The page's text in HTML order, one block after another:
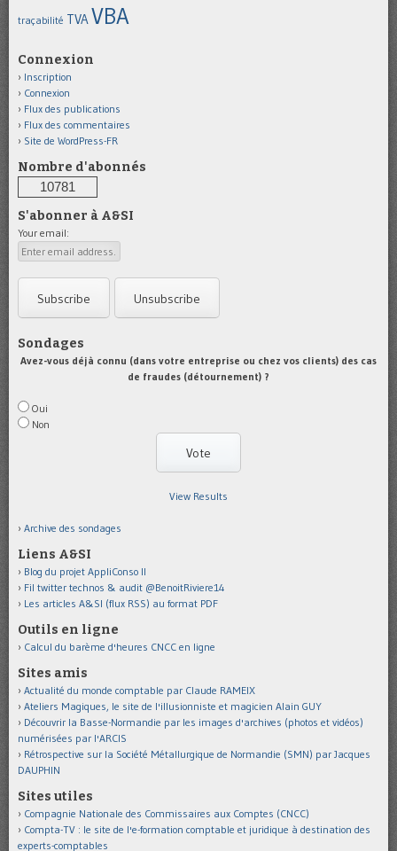
traçabilité TVAVBA
Connexion
Inscription
Connexion
Flux des publications
Flux des commentaires
Site de WordPress-FR
Nombre d'abonnés
10781
S'abonner à A&SI
Your email:
Sondages
Avez-vous déjà connu (dans votre entreprise ou chez vos clients) des cas
de fraudes (détournement) ?
Oui
Non
View Results
Archive des sondages
Liens A&SI
Blog du projet AppliConso II
Fil twitter technos & audit @BenoitRiviere14
Les articles A&SI (flux RSS) au format PDF
Outils en ligne
Calcul du barème d'heures CNCC en ligne
Sites amis
Actualité du monde comptable par Claude RAMEIX
Ateliers Magiques, le site de l'illusionniste et magicien Alain GUY
Découvrir la Basse-Normandie par les images d'archives (photos et vidéos)
numérisées par l'ARCIS
Rétrospective sur la Société Métallurgique de Normandie (SMN) par Jacques
DAUPHIN
Sites utiles
Compagnie Nationale des Commissaires aux Comptes (CNCC)
Compta-TV : le site de l'e-formation comptable et juridique à destination des
experts-comptables